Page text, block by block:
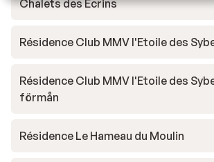
Chalets des Ecrins
Résidence Club MMV l'Etoile des
Résidence Club MMV l'Etoile des
förmån
Résidence Le Hameau du Moulin